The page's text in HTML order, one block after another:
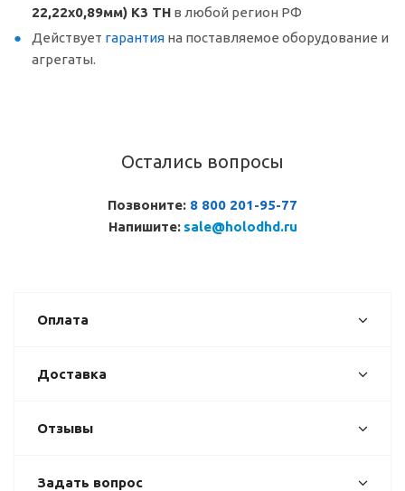
22,22x0,89мм) K3 TH в любой регион РФ
Действует гарантия на поставляемое оборудование и
агрегаты.
Остались вопросы
Позвоните: 8 800 201-95-77
Напишите: sale@holodhd.ru
Оплата
Доставка
Отзывы
Задать вопрос